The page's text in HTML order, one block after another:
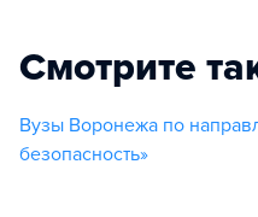
Смотрите
Вузы Воронежа по
безопасность»